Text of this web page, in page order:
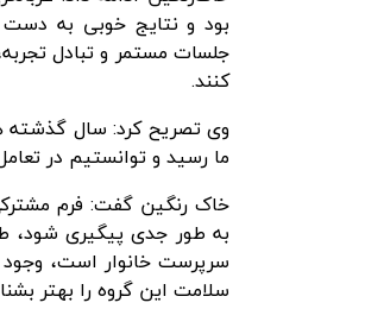
بود و نتایج خوبی به
جلسات مستمر و تبادل
کنند.
ما رسید و توانستیم در
خاک رنگین گفت: فرم
به طور جدی پیگیری شود،
سرپرست خانوار است،
سلامت این گروه را بهتر